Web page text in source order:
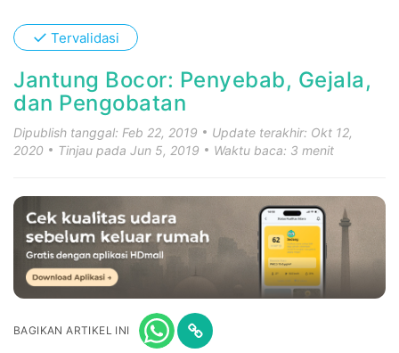
✓ Tervalidasi
Jantung Bocor: Penyebab, Gejala,
dan Pengobatan
Dipublish tanggal: Feb 22, 2019
Update terakhir: Okt 12,
2020
Tinjau pada Jun 5, 2019 Waktu baca: 3 menit
BAGIKAN ARTIKEL INI